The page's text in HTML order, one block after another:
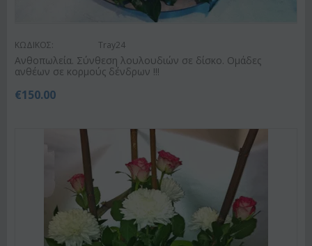
ΚΩΔΙΚΟΣ: Tray24
Ανθοπωλεία. Σύνθεση λουλουδιών σε δίσκο. Ομάδες
ανθέων σε κορμούς δένδρων !!!
€150.00